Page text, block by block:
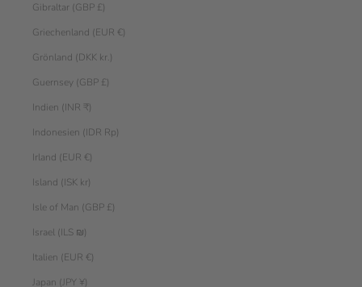
Gibraltar (GBP £)
Griechenland (EUR €)
Grönland (DKK kr.)
Guernsey (GBP £)
Indien (INR ₹)
Indonesien (IDR Rp)
Irland (EUR €)
Island (ISK kr)
Isle of Man (GBP £)
Israel (ILS ₪)
Italien (EUR €)
Japan (JPY ¥)